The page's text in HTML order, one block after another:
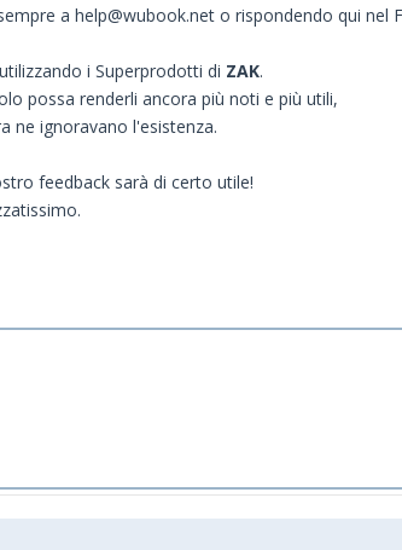
a help@wubook.net o rispondendo qui nel
i Superprodotti di ZAK.
possa renderli ancora più noti e più utili,
ne ignoravano l'esistenza.
feedback sarà di certo utile!